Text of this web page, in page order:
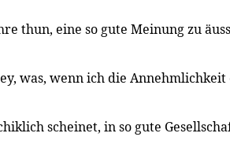
thun, eine so gute Meinung zu
was, wenn ich die
scheinet, in so gute